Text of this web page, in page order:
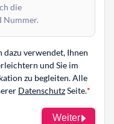
die
Nummer.
verwendet, Ihnen
und Sie im
zu begleiten. Alle
DatenschutzSeite.
Weiter